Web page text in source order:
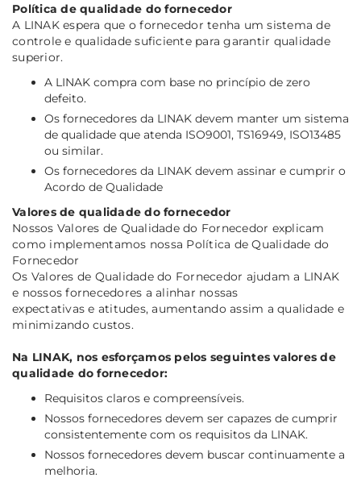
Política de qualidade do fornecedor
A LINAK espera que o fornecedor tenha um sistema de
controle e qualidade suficiente para garantir qualidade
superior.
A LINAK compra com base no princípio de zero
defeito.
Os fornecedores da LINAK devem manter um sistema
de qualidade que atenda ISO9001, TS16949, ISO13485
ou similar.
Os fornecedores da LINAK devem assinar e cumprir o
Acordo de Qualidade
Valores de qualidade do fornecedor
Nossos Valores de Qualidade do Fornecedor explicam
como implementamos nossa Política de Qualidade do
Fornecedor
Os Valores de Qualidade do Fornecedor ajudam a LINAK
e nossos fornecedores a alinhar nossas
expectativas e atitudes, aumentando assim a qualidade e
minimizando custos.
Na LINAK, nos esforçamos pelos seguintes valores de
qualidade do fornecedor:
Requisitos claros e compreensíveis.
Nossos fornecedores devem ser capazes de cumprir
consistentemente com os requisitos da LINAK.
Nossos fornecedores devem buscar continuamente a
melhoria.